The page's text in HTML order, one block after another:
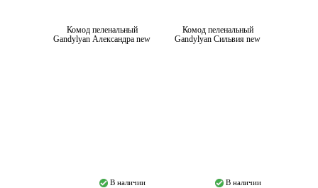
Комод пеленальный
Gandylyan Александра new
В наличии
Комод пеленальный
Gandylyan Сильвия new
В наличии